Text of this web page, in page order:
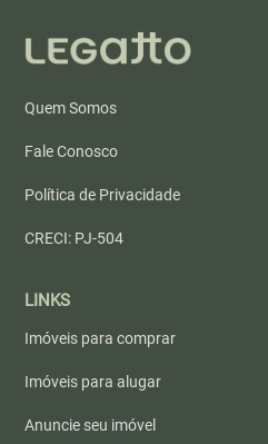
Quem Somos
Fale Conosco
Política de Privacidade
CRECI: PJ-504
LINKS
Imóveis para comprar
Imóveis para alugar
Anuncie seu imóvel